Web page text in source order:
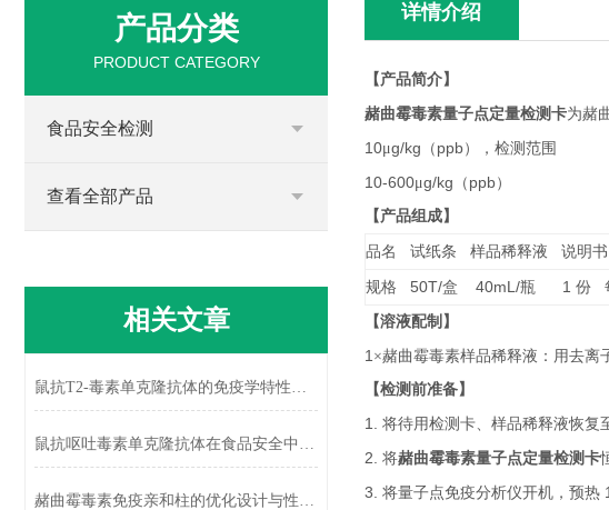
详情介绍
【产品简介】
赭曲霉毒素量子点定量检测卡为赭
10μg/kg （ ppb），检测范围
10-600μg/kg （ ppb）
【产品组成】
品名 试纸条 样品稀释液 说明书
规格 50T/盒 40mL/瓶 1 份
【溶液配制】
1 ×赭曲霉毒素样品稀释液：用去离
【检测前准备】
1. 将待用检测卡、样品稀释液恢复
2. 将赭曲霉毒素量子点定量检测卡
3. 将量子点免疫分析仪开机，预热
产品分类
PRODUCT CATEGORY
食品安全检测
查看全部产品
相关文章
鼠抗T2-毒素单克隆抗体的免疫学特性及应用
鼠抗呕吐毒素单克隆抗体在食品安全中的应用
赭曲霉毒素免疫亲和柱的优化设计与性能提升